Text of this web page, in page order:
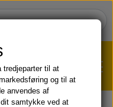
HER!
tredjeparter til at
og til at
anvendes af
samtykke ved at